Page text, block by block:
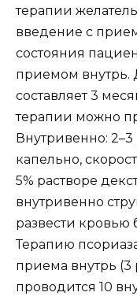
терапии
введение с
состояния
приемом внутрь.
составляет 3
терапии можно
Внутривенно: 2–3
капельно,
5% растворе
внутривенно
развести кровью
Терапию
приема внутрь (3
проводится 10